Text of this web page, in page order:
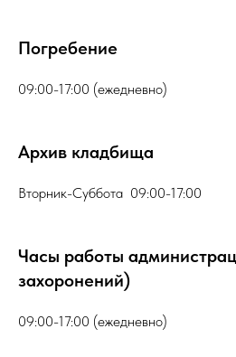
Погребение
09:00-17:00 (ежедневно)
Архив кладбища
Вторник-Суббота 09:00-17:00
Часы работы
захоронений)
09:00-17:00 (ежедневно)